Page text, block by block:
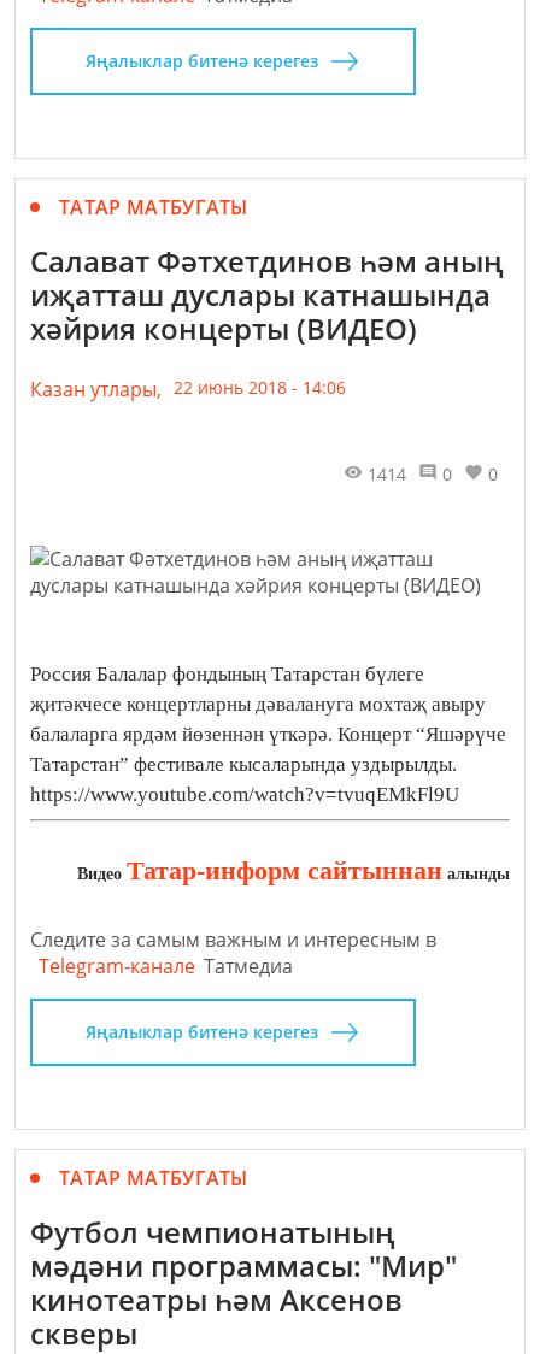
Яңалыклар битенә керегез
ТАТАР МАТБУГАТЫ
Салават Фәтхетдинов һәм аның
иҗатташ дуслары катнашында
хәйрия концерты (ВИДЕО)
Казан утлары, 22 июнь 2018 - 14:06
1414 0 0
Россия Балалар фондының Татарстан бүлеге
җитәкчесе концертларны дәвалануга мохтаҗ авыру
балаларга ярдәм йөзеннән үткәрә. Концерт “Яшәрүче
Татарстан” фестивале кысаларында уздырылды.
https://www.youtube.com/watch?v=tvuqEMkFl9U
Видео Татар-информ сайтыннан алынды
Следите за самым важным и интересным в
Telegram-канале Татмедиа
Яңалыклар битенә керегез
ТАТАР МАТБУГАТЫ
Футбол чемпионатының
мәдәни программасы: "Мир"
кинотеатры һәм Аксенов
скверы